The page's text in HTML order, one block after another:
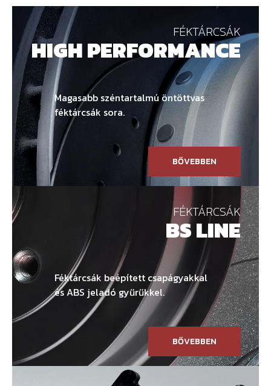
FÉKTÁRCSÁK
HIGH PERFORMANCE
Magasabb széntartalmú öntöttvas
féktárcsák sora.
BŐVEBBEN
FÉKTÁRCSÁK
BS LINE
Féktárcsák beépített csapágyakkal
és ABS jeladó gyűrűkkel.
BŐVEBBEN